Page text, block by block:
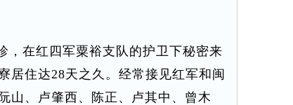
在红四军粟裕支队的护卫下秘密来
居住达28天之久。经常接见红军和闽
山、卢肇西、陈正、卢其中、曾木